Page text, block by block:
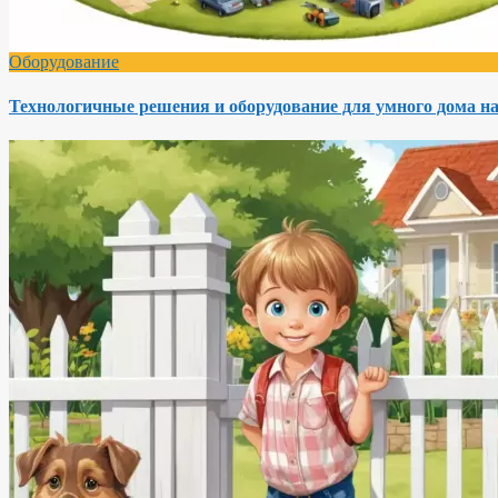
Оборудование
Технологичные решения и оборудование для умного дома